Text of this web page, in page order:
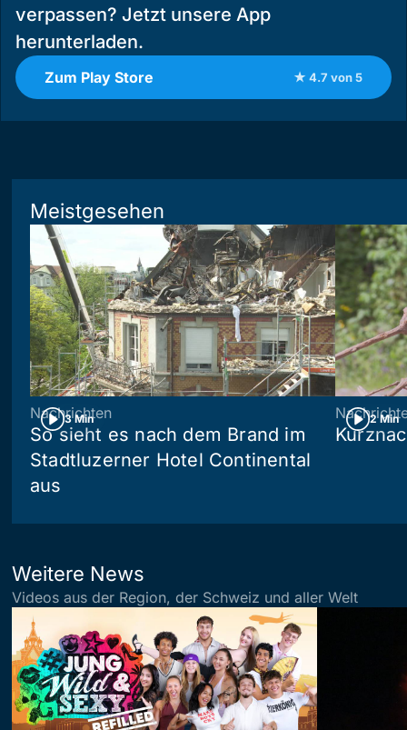
verpassen? Jetzt unsere App
herunterladen.
Zum Play Store ★ 4.7 von 5
Meistgesehen
3 Min
Nachrichten
So sieht es nach dem Brand im
Stadtluzerner Hotel Continental
aus
2 Min
Weitere News
Videos aus der Region, der Schweiz und aller Welt